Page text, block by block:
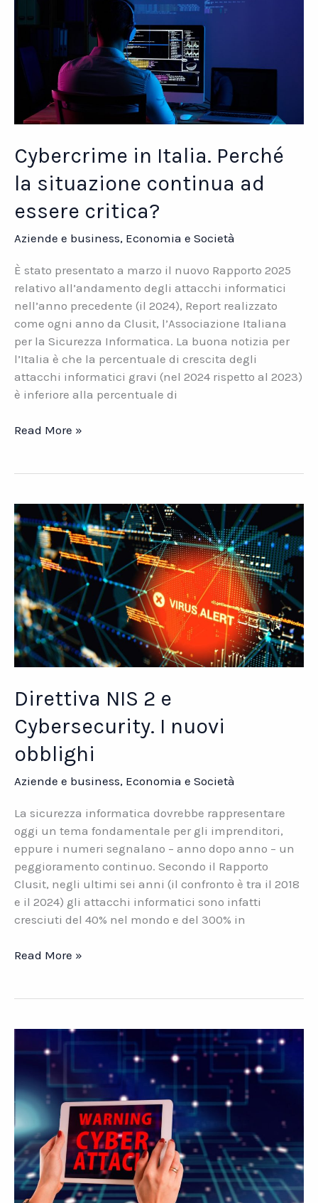
Cybercrime in Italia. Perché
la situazione continua ad
essere critica?
Aziende e business, Economia e Società
È stato presentato a marzo il nuovo Rapporto 2025
relativo all’andamento degli attacchi informatici
nell’anno precedente (il 2024), Report realizzato
come ogni anno da Clusit, l’Associazione Italiana
per la Sicurezza Informatica. La buona notizia per
l’Italia è che la percentuale di crescita degli
attacchi informatici gravi (nel 2024 rispetto al 2023)
è inferiore alla percentuale di
Cybercrime
la
situazione
continua
ad
essere
critica?
Read More »
Direttiva NIS 2 e
Cybersecurity. I nuovi
obblighi
Aziende e business, Economia e Società
La sicurezza informatica dovrebbe rappresentare
oggi un tema fondamentale per gli imprenditori,
eppure i numeri segnalano – anno dopo anno – un
peggioramento continuo. Secondo il Rapporto
Clusit, negli ultimi sei anni (il confronto è tra il 2018
e il 2024) gli attacchi informatici sono infatti
cresciuti del 40% nel mondo e del 300% in
Direttiva
Cybersecurity.
obblighi
Read More »